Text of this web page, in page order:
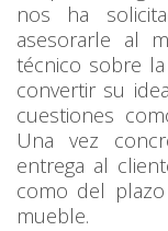
nos ha
asesorarle al
técnico sobre
convertir su
cuestiones
Una vez
entrega al
como del
mueble.